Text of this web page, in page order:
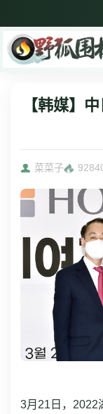
【韩媒】
菜菜子 9284
3月21日，2022